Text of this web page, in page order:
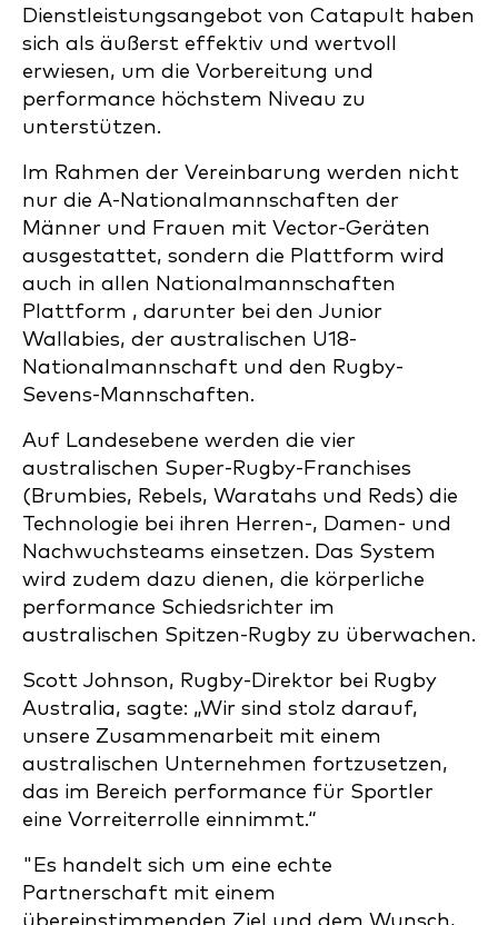
Dienstleistungsangebot von Catapult haben
sich als äußerst effektiv und wertvoll
erwiesen, um die Vorbereitung und
performance höchstem Niveau zu
unterstützen.
Im Rahmen der Vereinbarung werden nicht
nur die A-Nationalmannschaften der
Männer und Frauen mit Vector-Geräten
ausgestattet, sondern die Plattform wird
auch in allen Nationalmannschaften
Plattform , darunter bei den Junior
Wallabies, der australischen U18-
Nationalmannschaft und den Rugby-
Sevens-Mannschaften.
Auf Landesebene werden die vier
australischen Super-Rugby-Franchises
(Brumbies, Rebels, Waratahs und Reds) die
Technologie bei ihren Herren-, Damen- und
Nachwuchsteams einsetzen. Das System
wird zudem dazu dienen, die körperliche
performance Schiedsrichter im
australischen Spitzen-Rugby zu überwachen.
Scott Johnson, Rugby-Direktor bei Rugby
Australia, sagte: „Wir sind stolz darauf,
unsere Zusammenarbeit mit einem
australischen Unternehmen fortzusetzen,
das im Bereich performance für Sportler
eine Vorreiterrolle einnimmt.“
"Es handelt sich um eine echte
Partnerschaft mit einem